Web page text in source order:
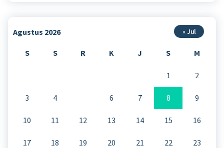
Agustus 2026
S S R K J S M
1 2
3 4 6 7 8 9
10 11 12 13 14 15 16
17 18 19 20 21 22 23
« Jul